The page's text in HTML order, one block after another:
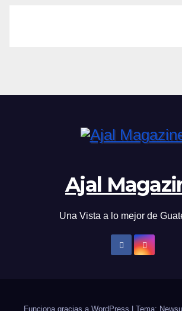
Ajal
Una Vista a lo mejor de
Funciona gracias a WordPress Tema: